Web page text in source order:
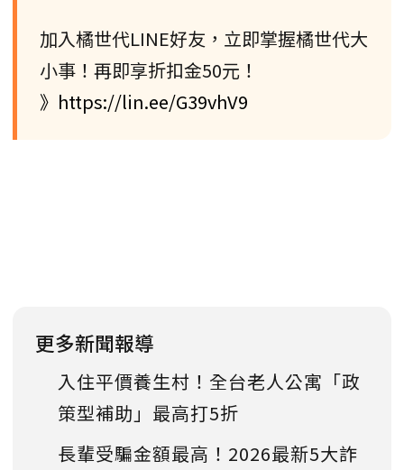
加入橘世代LINE好友，立即掌握橘世代大
小事！再即享折扣金50元！
》https://lin.ee/G39vhV9
更多新聞報導
入住平價養生村！全台老人公寓「政
策型補助」最高打5折
長輩受騙金額最高！2026最新5大詐